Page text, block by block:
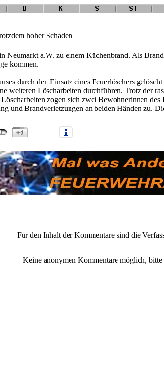
hoher Schaden
Neumarkt a.W. zu einem Küchenbrand. Als
kommen.
durch den Einsatz eines Feuerlöschers
weiteren Löscharbeiten durchführen. Trotz der
zogen sich zwei Bewohnerinnen
und Brandverletzungen an beiden Händen zu.
Für den Inhalt der Kommentare sind die
Keine anonymen Kommentare möglich, bitte